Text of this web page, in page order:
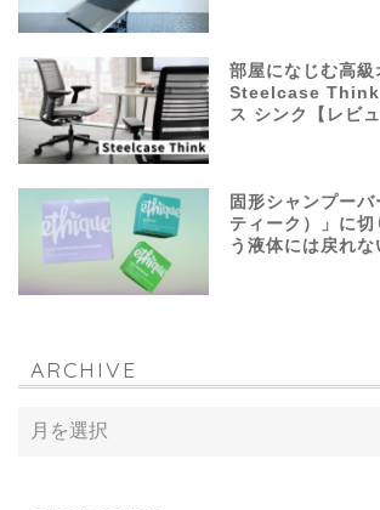
部屋になじむ高級
Steelcase Think
ス シンク【レビュ
固形シャンプー
ティーク）」に
う液体には戻れな
ARCHIVE